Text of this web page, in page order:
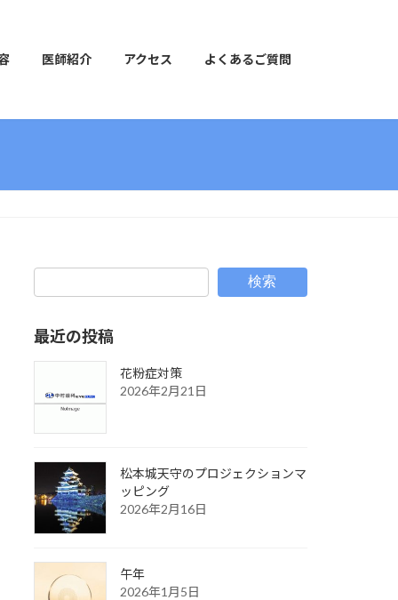
医師紹介 アクセス よくあるご質問
検索
最近の投稿
花粉症対策
2026年2月21日
松本城天守のプロジェクションマ
ッピング
2026年2月16日
午年
2026年1月5日